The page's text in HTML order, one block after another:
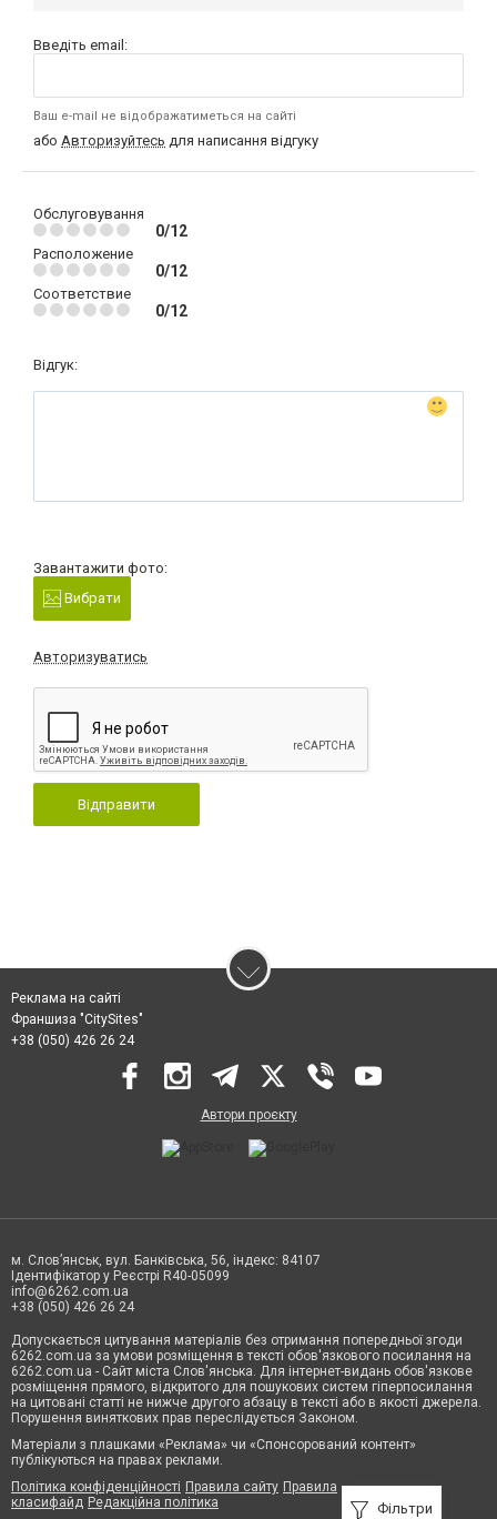
Введіть email:
Ваш e-mail не відображатиметься на сайті
або Авторизуйтесь для написання відгуку
Обслуговування
0/12
Расположение
0/12
Соответствие
0/12
Відгук:
Завантажити фото:
Вибрати
Авторизуватись
Відправити
Фільтри
Реклама на сайті
Франшиза "CitySites"
+38 (050) 426 26 24
Автори проєкту
м. Слов’янськ, вул. Банківська, 56, індекс: 84107
Ідентифікатор у Реєстрі R40-05099
info@6262.com.ua
+38 (050) 426 26 24
Допускається цитування матеріалів без отримання попередньої згоди
6262.com.ua за умови розміщення в тексті обов'язкового посилання на
6262.com.ua - Сайт міста Слов'янська. Для інтернет-видань обов'язкове
розміщення прямого, відкритого для пошукових систем гіперпосилання
на цитовані статті не нижче другого абзацу в тексті або в якості джерела.
Порушення виняткових прав переслідується Законом.
Матеріали з плашками «Реклама» чи «Спонсорований контент»
публікуються на правах реклами.
Політика конфіденційності Правила сайту Правила
класифайд Редакційна політика